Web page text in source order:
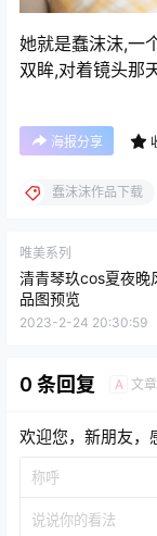
她就是蠢沫沫,一
双眸,对着镜头那
海报分享
蠢沫沫作品下载
唯美系列
清青琴玖cos夏夜晚
品图预览
2023-2-24 20:30:59
0 条回复 A 文
欢迎您，新朋友，